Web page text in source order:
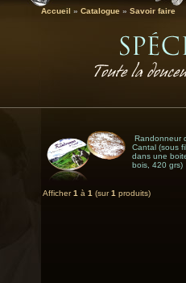
Accueil » Catalogue » Savoir faire
Randonneur
Cantal (sous
dans une
bois, 420 grs)
Afficher1 à 1 (sur1 produits)